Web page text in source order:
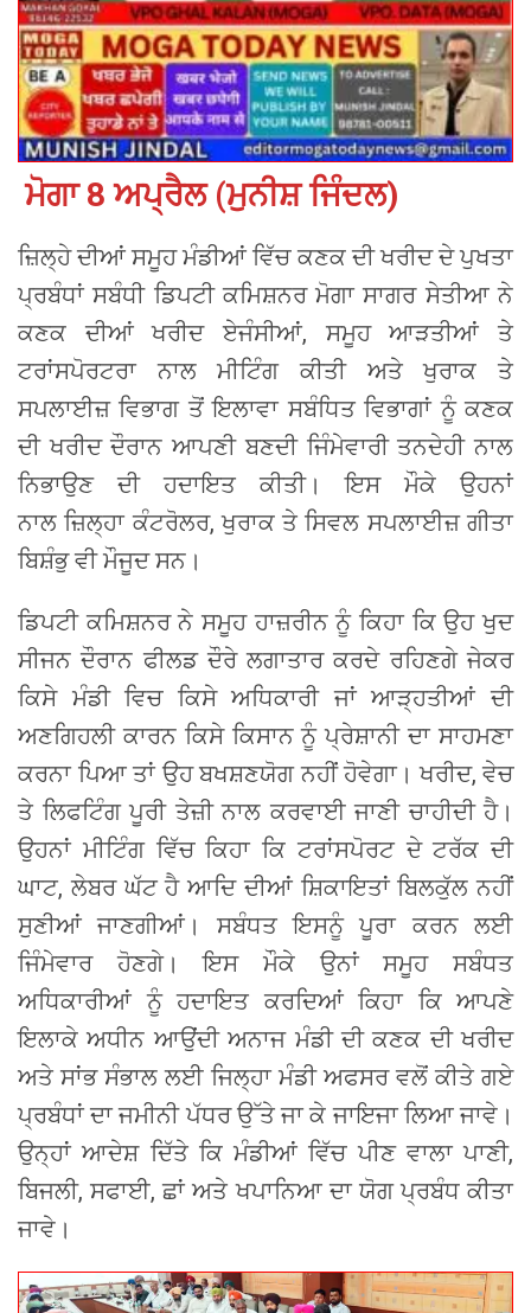
ਮੋਗਾ 8 ਅਪ੍ਰੈਲ (ਮੁਨੀਸ਼ ਜਿੰਦਲ)
ਜ਼ਿਲ੍ਹੇ ਦੀਆਂ ਸਮੂਹ ਮੰਡੀਆਂ ਵਿੱਚ ਕਣਕ ਦੀ ਖਰੀਦ ਦੇ ਪੁਖਤਾ
ਪ੍ਰਬੰਧਾਂ ਸਬੰਧੀ ਡਿਪਟੀ ਕਮਿਸ਼ਨਰ ਮੋਗਾ ਸਾਗਰ ਸੇਤੀਆ ਨੇ
ਕਣਕ ਦੀਆਂ ਖਰੀਦ ਏਜੰਸੀਆਂ, ਸਮੂਹ ਆੜਤੀਆਂ ਤੇ
ਟਰਾਂਸਪੋਰਟਰਾ ਨਾਲ ਮੀਟਿੰਗ ਕੀਤੀ ਅਤੇ ਖੁਰਾਕ ਤੇ
ਸਪਲਾਈਜ਼ ਵਿਭਾਗ ਤੋਂ ਇਲਾਵਾ ਸਬੰਧਿਤ ਵਿਭਾਗਾਂ ਨੂੰ ਕਣਕ
ਦੀ ਖਰੀਦ ਦੌਰਾਨ ਆਪਣੀ ਬਣਦੀ ਜਿੰਮੇਵਾਰੀ ਤਨਦੇਹੀ ਨਾਲ
ਨਿਭਾਉਣ ਦੀ ਹਦਾਇਤ ਕੀਤੀ। ਇਸ ਮੌਕੇ ਉਹਨਾਂ
ਨਾਲ ਜ਼ਿਲ੍ਹਾ ਕੰਟਰੋਲਰ, ਖੁਰਾਕ ਤੇ ਸਿਵਲ ਸਪਲਾਈਜ਼ ਗੀਤਾ
ਬਿਸ਼ੰਭੁ ਵੀ ਮੌਜੂਦ ਸਨ।
ਡਿਪਟੀ ਕਮਿਸ਼ਨਰ ਨੇ ਸਮੂਹ ਹਾਜ਼ਰੀਨ ਨੂੰ ਕਿਹਾ ਕਿ ਉਹ ਖੁਦ
ਸੀਜਨ ਦੌਰਾਨ ਫੀਲਡ ਦੌਰੇ ਲਗਾਤਾਰ ਕਰਦੇ ਰਹਿਣਗੇ ਜੇਕਰ
ਕਿਸੇ ਮੰਡੀ ਵਿਚ ਕਿਸੇ ਅਧਿਕਾਰੀ ਜਾਂ ਆੜ੍ਹਤੀਆਂ ਦੀ
ਅਣਗਿਹਲੀ ਕਾਰਨ ਕਿਸੇ ਕਿਸਾਨ ਨੂੰ ਪ੍ਰੇਸ਼ਾਨੀ ਦਾ ਸਾਹਮਣਾ
ਕਰਨਾ ਪਿਆ ਤਾਂ ਉਹ ਬਖਸ਼ਣਯੋਗ ਨਹੀਂ ਹੋਵੇਗਾ। ਖਰੀਦ, ਵੇਚ
ਤੇ ਲਿਫਟਿੰਗ ਪੂਰੀ ਤੇਜ਼ੀ ਨਾਲ ਕਰਵਾਈ ਜਾਣੀ ਚਾਹੀਦੀ ਹੈ।
ਉਹਨਾਂ ਮੀਟਿੰਗ ਵਿੱਚ ਕਿਹਾ ਕਿ ਟਰਾਂਸਪੋਰਟ ਦੇ ਟਰੱਕ ਦੀ
ਘਾਟ, ਲੇਬਰ ਘੱਟ ਹੈ ਆਦਿ ਦੀਆਂ ਸ਼ਿਕਾਇਤਾਂ ਬਿਲਕੁੱਲ ਨਹੀਂ
ਸੁਣੀਆਂ ਜਾਣਗੀਆਂ। ਸਬੰਧਤ ਇਸਨੂੰ ਪੂਰਾ ਕਰਨ ਲਈ
ਜਿੰਮੇਵਾਰ ਹੋਣਗੇ। ਇਸ ਮੌਕੇ ਉਨਾਂ ਸਮੂਹ ਸਬੰਧਤ
ਅਧਿਕਾਰੀਆਂ ਨੂੰ ਹਦਾਇਤ ਕਰਦਿਆਂ ਕਿਹਾ ਕਿ ਆਪਣੇ
ਇਲਾਕੇ ਅਧੀਨ ਆਉਂਦੀ ਅਨਾਜ ਮੰਡੀ ਦੀ ਕਣਕ ਦੀ ਖਰੀਦ
ਅਤੇ ਸਾਂਭ ਸੰਭਾਲ ਲਈ ਜਿਲ੍ਹਾ ਮੰਡੀ ਅਫਸਰ ਵਲੋਂ ਕੀਤੇ ਗਏ
ਪ੍ਰਬੰਧਾਂ ਦਾ ਜਮੀਨੀ ਪੱਧਰ ਉੱਤੇ ਜਾ ਕੇ ਜਾਇਜਾ ਲਿਆ ਜਾਵੇ।
ਉਨ੍ਹਾਂ ਆਦੇਸ਼ ਦਿੱਤੇ ਕਿ ਮੰਡੀਆਂ ਵਿੱਚ ਪੀਣ ਵਾਲਾ ਪਾਣੀ,
ਬਿਜਲੀ, ਸਫਾਈ, ਛਾਂ ਅਤੇ ਖਪਾਨਿਆ ਦਾ ਯੋਗ ਪ੍ਰਬੰਧ ਕੀਤਾ
ਜਾਵੇ।